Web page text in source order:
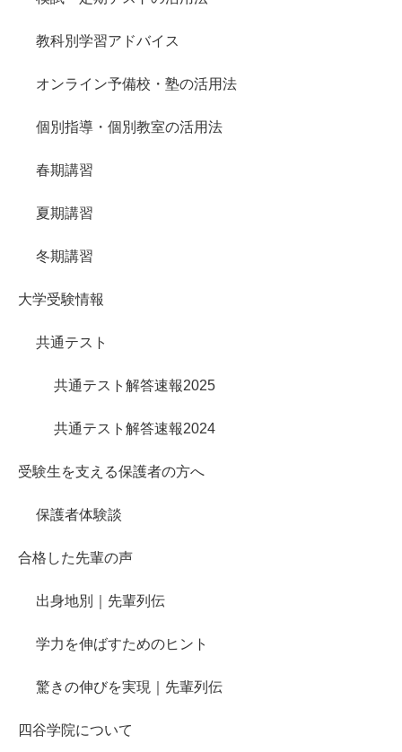
教科別学習アドバイス
オンライン予備校・塾の活用法
個別指導・個別教室の活用法
春期講習
夏期講習
冬期講習
大学受験情報
共通テスト
共通テスト解答速報2025
共通テスト解答速報2024
受験生を支える保護者の方へ
保護者体験談
合格した先輩の声
出身地別｜先輩列伝
学力を伸ばすためのヒント
驚きの伸びを実現｜先輩列伝
四谷学院について